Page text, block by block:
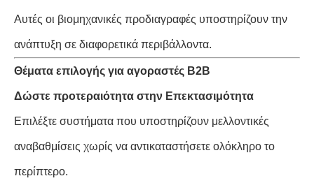
Αυτές οι βιομηχανικές προδιαγραφές υποστηρίζουν την
ανάπτυξη σε διαφορετικά περιβάλλοντα.
Θέματα επιλογής για αγοραστές B2B
Δώστε προτεραιότητα στην Επεκτασιμότητα
Επιλέξτε συστήματα που υποστηρίζουν μελλοντικές
αναβαθμίσεις χωρίς να αντικαταστήσετε ολόκληρο το
περίπτερο.